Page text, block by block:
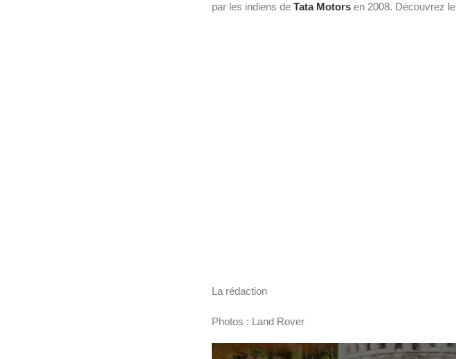
par les indiens de Tata Motors en 2008. Découvrez le
La rédaction
Photos : Land Rover